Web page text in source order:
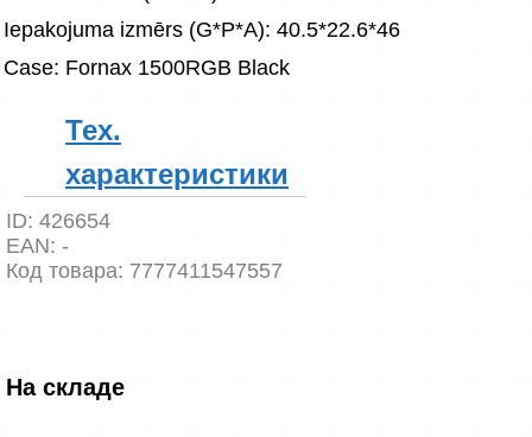
Iepakojuma izmērs (G*P*A): 40.5*22.6*46
Case: Fornax 1500RGB Black
Тех.
характеристики
ID: 426654
EAN: -
Код товара: 7777411547557
На складе